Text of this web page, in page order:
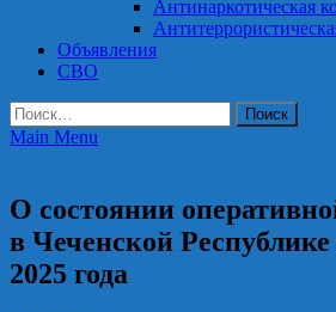
Антинаркотическая
Объявления
СВО
Найти:
Main Menu
О состоянии
в Чеченской
2025 года